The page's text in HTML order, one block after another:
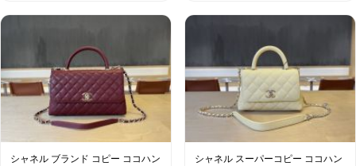
シャネル ブランド コピー ココハン
シャネル スーパーコピー ココハン